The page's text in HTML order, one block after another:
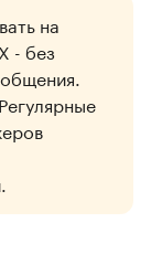
на
- без